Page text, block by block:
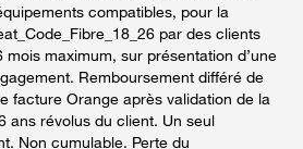
compatibles, pour la
par des clients
maximum, sur présentation d’une
Remboursement différé de
facture Orange après validation de la
ans révolus du client. Un seul
Non cumulable. Perte du